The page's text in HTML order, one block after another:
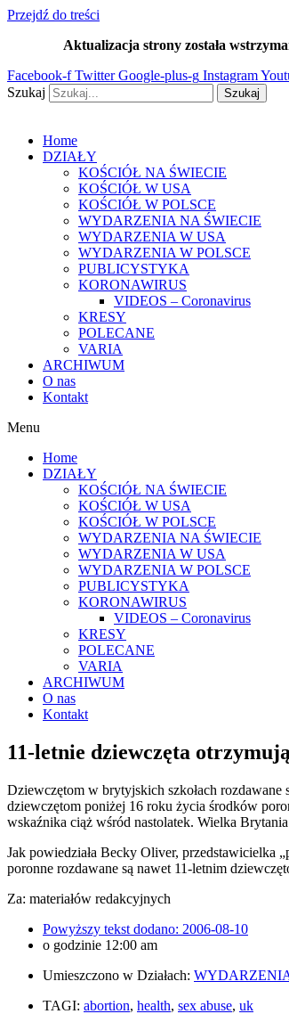
Przejdź do treści
Aktualizacja strony została
Facebook-f Twitter Google-plus-g Instagram
Szukaj
Szukaj
Home
DZIAŁY
KOŚCIÓŁ NA ŚWIECIE
KOŚCIÓŁ W USA
KOŚCIÓŁ W POLSCE
WYDARZENIA NA ŚWIECIE
WYDARZENIA W USA
WYDARZENIA W POLSCE
PUBLICYSTYKA
KORONAWIRUS
VIDEOS – Coronavirus
KRESY
POLECANE
VARIA
ARCHIWUM
O nas
Kontakt
Menu
Home
DZIAŁY
KOŚCIÓŁ NA ŚWIECIE
KOŚCIÓŁ W USA
KOŚCIÓŁ W POLSCE
WYDARZENIA NA ŚWIECIE
WYDARZENIA W USA
WYDARZENIA W POLSCE
PUBLICYSTYKA
KORONAWIRUS
VIDEOS – Coronavirus
KRESY
POLECANE
VARIA
ARCHIWUM
O nas
Kontakt
11-letnie dziewczęta
Dziewczętom w brytyjskich szkołach rozdawane
dziewczętom poniżej 16 roku życia środków
wskaźnika ciąż wśród nastolatek. Wielka
Jak powiedziała Becky Oliver, przedstawicielka
poronne rozdawane są nawet 11-letnim
Za: materiałów redakcyjnych
Powyższy tekst dodano: 2006-08-10
o godzinie 12:00 am
Umieszczono w Działach:
TAGI: abortion, health, sex abuse, uk